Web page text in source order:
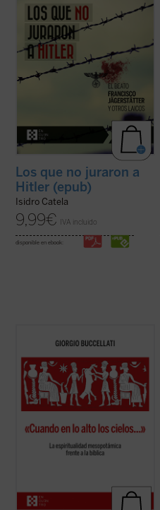
Aquí se narra su vida y su martirio,
testimonio de luz para la Iglesia y la ...(ver
ficha)
Los que no juraron a
Hitler (epub)
Isidro Catela
9,99€ IVA incluido
disponible en ebook:
lector prolongue la reflexión histórico-
Ha sugerido no pocas conexiones útiles a
la hora de precisar la novedad religiosa,
antropológica y ... (ver ficha)